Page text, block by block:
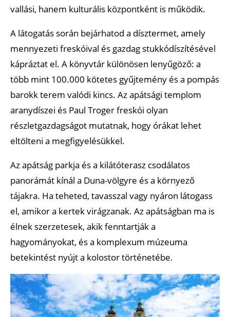
vallási, hanem kulturális központként is működik.
A látogatás során bejárhatod a dísztermet, amely
mennyezeti freskóival és gazdag stukkódíszítésével
kápráztat el. A könyvtár különösen lenyűgöző: a
több mint 100.000 kötetes gyűjtemény és a pompás
barokk terem valódi kincs. Az apátsági templom
aranydíszei és Paul Troger freskói olyan
részletgazdagságot mutatnak, hogy órákat lehet
eltölteni a megfigyelésükkel.
Az apátság parkja és a kilátóterasz csodálatos
panorámát kínál a Duna-völgyre és a környező
tájakra. Ha teheted, tavasszal vagy nyáron látogass
el, amikor a kertek virágzanak. Az apátságban ma is
élnek szerzetesek, akik fenntartják a
hagyományokat, és a komplexum múzeuma
betekintést nyújt a kolostor történetébe.